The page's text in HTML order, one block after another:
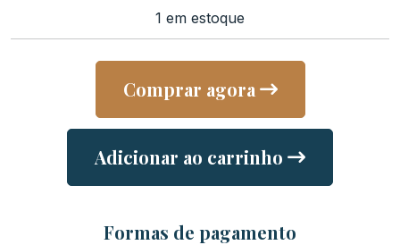
1 em estoque
Comprar agora
Adicionar ao carrinho
Formas de pagamento